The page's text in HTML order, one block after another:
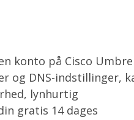
konto på Cisco
og DNS-indstillinger,
lynhurtig
gratis 14 dages